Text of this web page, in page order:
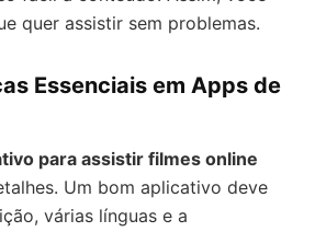
quer assistir sem problemas.
Essenciais em Apps de
para assistir filmes online
Um bom aplicativo deve
várias línguas e a